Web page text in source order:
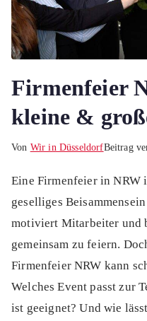
Firmenfeier
kleine &
Von Wir in DüsseldorfBeitrag
Eine Firmenfeier in NRW
geselliges
motiviert Mitarbeiter und
gemeinsam zu feiern.
Firmenfeier NRW kann
Welches Event passt zur
ist geeignet? Und wie